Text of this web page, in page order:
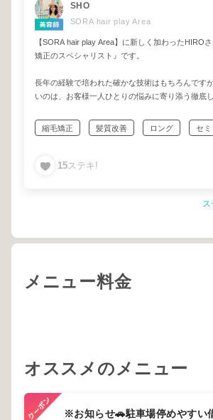
SHO
SORA hair play Area
【SORA hair play Area】に新しく加わったHIRO
矯正のスペシャリスト』です。
長年の経験で培われた確かな技術はもちろんです
いのは、お客様一人ひとりの悩みに寄り添う徹底
縮毛矯正という繊細な施術だからこそ、HIROさん
配りと妥協のない仕事は、お客様にとって大きな
私たちが自信を持ってご紹介できる素敵な美容師
んと一緒に作ってください！」
縮毛矯正 髪質改善 ロング セ
マンツーマン
15ステキ!
ス
メニュー料金
オススメのメニュー
※お知らせ🚗駐車場停めやすい